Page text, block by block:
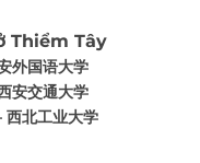
Thiểm Tây
国语大学
交通大学
北工业大学